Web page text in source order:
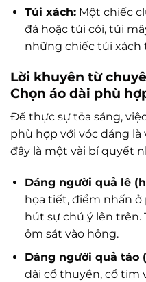
Túi xách:Một chiếc
đá hoặc túi cói, túi
những chiếc túi xách
Lời khuyên từ
Chọn áo dài phù
Để thực sự tỏa sáng,
phù hợp với vóc dáng
đây là một vài bí quyết
Dáng người quả lê
họa tiết, điểm nhấn
hút sự chú ý lên trên.
ôm sát vào hông.
Dáng người quả táo
dài cổ thuyền, cổ tim